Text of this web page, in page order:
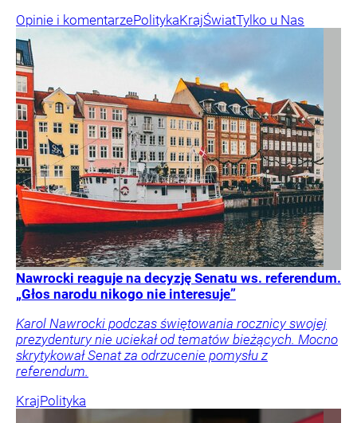
Opinie i komentarzePolitykaKrajŚwiatTylko u Nas
Nawrocki reaguje na decyzję Senatu ws. referendum.
„Głos narodu nikogo nie interesuje”
Karol Nawrocki podczas świętowania rocznicy swojej
prezydentury nie uciekał od tematów bieżących. Mocno
skrytykował Senat za odrzucenie pomysłu z
referendum.
KrajPolityka